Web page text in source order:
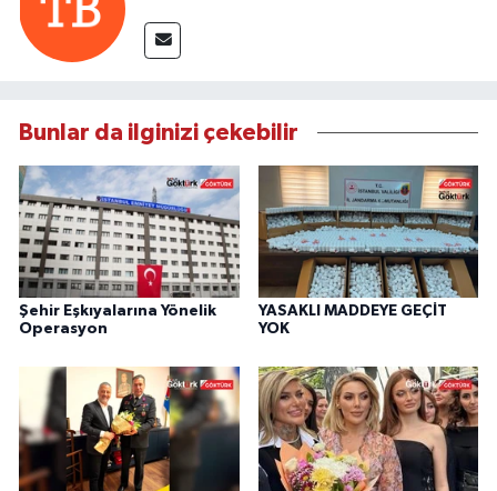
Bunlar da ilginizi çekebilir
Şehir Eşkıyalarına Yönelik
Operasyon
YASAKLI MADDEYE GEÇİT
YOK